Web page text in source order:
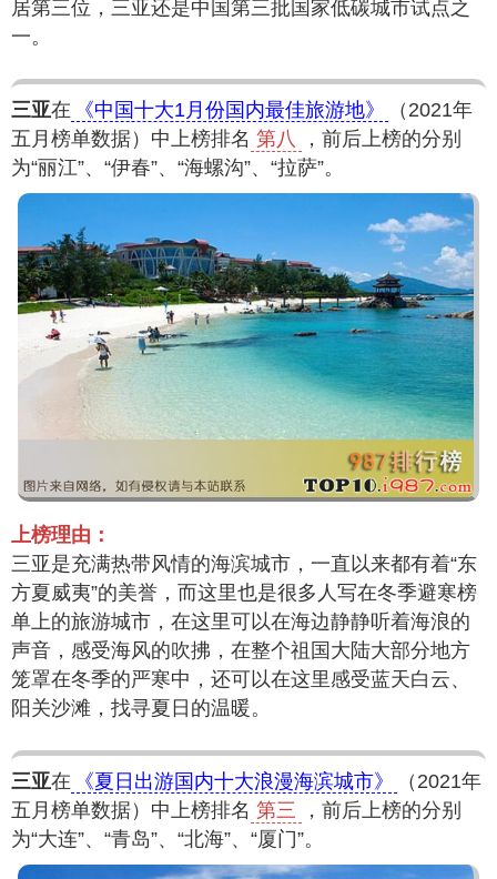
居第三位，三亚还是中国第三批国家低碳城市试点之
一。
三亚在 《中国十大1月份国内最佳旅游地》
（2021年
五月榜单数据）中上榜排名 第八
，前后上榜的分别
为“丽江”、“伊春”、“海螺沟”、“拉萨”。
上榜理由：
三亚是充满热带风情的海滨城市，一直以来都有着“东
方夏威夷”的美誉，而这里也是很多人写在冬季避寒榜
单上的旅游城市，在这里可以在海边静静听着海浪的
声音，感受海风的吹拂，在整个祖国大陆大部分地方
笼罩在冬季的严寒中，还可以在这里感受蓝天白云、
阳关沙滩，找寻夏日的温暖。
三亚在 《夏日出游国内十大浪漫海滨城市》
（2021年
五月榜单数据）中上榜排名 第三
，前后上榜的分别
为“大连”、“青岛”、“北海”、“厦门”。